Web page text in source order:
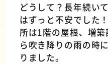
どうして？長年続い
はずっと不安でした
所は1階の屋根、増
ら吹き降りの雨の時
りました。